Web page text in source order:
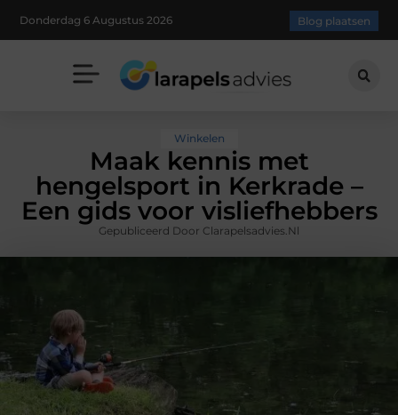
Donderdag 6 Augustus 2026 Blog plaatsen
Winkelen
Maak kennis met
hengelsport in Kerkrade –
Een gids voor visliefhebbers
Gepubliceerd Door Clarapelsadvies.nl